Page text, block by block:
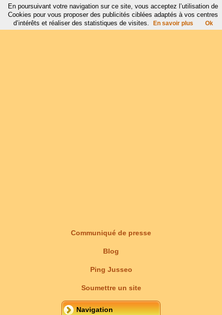
Communiqué de presse
Blog
Ping Jusseo
Soumettre un site
Navigation
En poursuivant votre navigation sur ce site, vous acceptez l’utilisation de
Cookies pour vous proposer des publicités ciblées adaptés à vos centres
d’intérêts et réaliser des statistiques de visites.
En savoir plus Ok